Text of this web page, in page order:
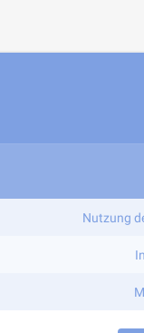
Nutzung